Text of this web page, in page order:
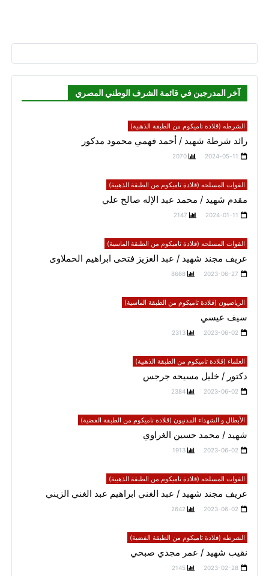
آخر المدرجين في قائمة الشرف الوطني المصري
الشرطه (قلادة تاميكوم من الطبقة الذهبية)
رائد شرطة شهيد / أحمد فهمي محمود مدكور
2024-05-11
2070
القوات المسلحه (قلادة تاميكوم من الطبقة الذهبية)
مقدم شهيد / محمد عبد الإله صالح علي
2024-01-11
2147
القوات المسلحه (قلادة تاميكوم من الطبقة الماسية)
عريف مجند شهيد / عبد العزيز فتحى ابراهيم الحملاوى
2023-06-27
8668
الرياضيون (قلادة تاميكوم من الطبقة الماسية)
سيف عيسي
2023-06-02
2313
العلماء (قلادة تاميكوم من الطبقة الذهبية)
دكتور / خليل مسيحه جرجس
2023-06-02
2384
الأبطال و الشهداء المدنيون (قلادة تاميكوم من الطبقة الفضية)
شهيد / محمد حسين الغراوي
2023-06-02
1913
القوات المسلحه (قلادة تاميكوم من الطبقة الذهبية)
عريف مجند شهيد / عبد الغني ابراهيم عبد الغني الزيني
2023-06-02
2642
الشرطه (قلادة تاميكوم من الطبقة الفضية)
نقيب شهيد / عمر مجدي صبحي
2023-02-28
2145